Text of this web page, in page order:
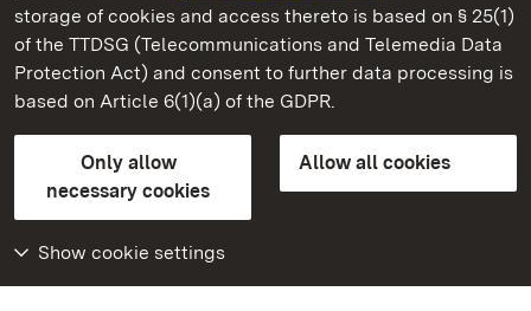
storage of cookies and access thereto is based on § 25(1)
of the TTDSG (Telecommunications and Telemedia Data
Protection Act) and consent to further data processing is
based on Article 6(1)(a) of the GDPR.
Only allow
necessary cookies
Allow all cookies
Show cookie settings
Urach Residential Palace
State Palaces and Gardens of Baden-Wuerttemberg
FAQMasthead Data protection
Declaration on barrier-free access
BITV-konform (geprüfte Seiten)